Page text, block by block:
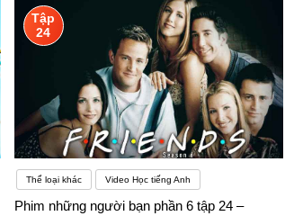
Tập
24
Thể loại khác Video Học tiếng Anh
Phim những người bạn phần 6 tập 24 –